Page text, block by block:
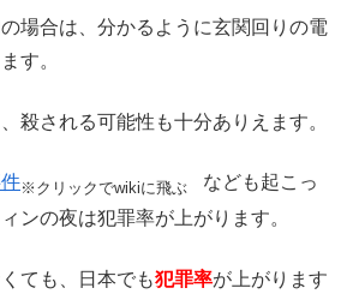
場合は、分かるように玄関回りの電
す。
殺される可能性も十分ありえます。
※クリックでwikiに飛ぶ なども起こっ
ンの夜は犯罪率が上がります。
ても、日本でも犯罪率が上がります